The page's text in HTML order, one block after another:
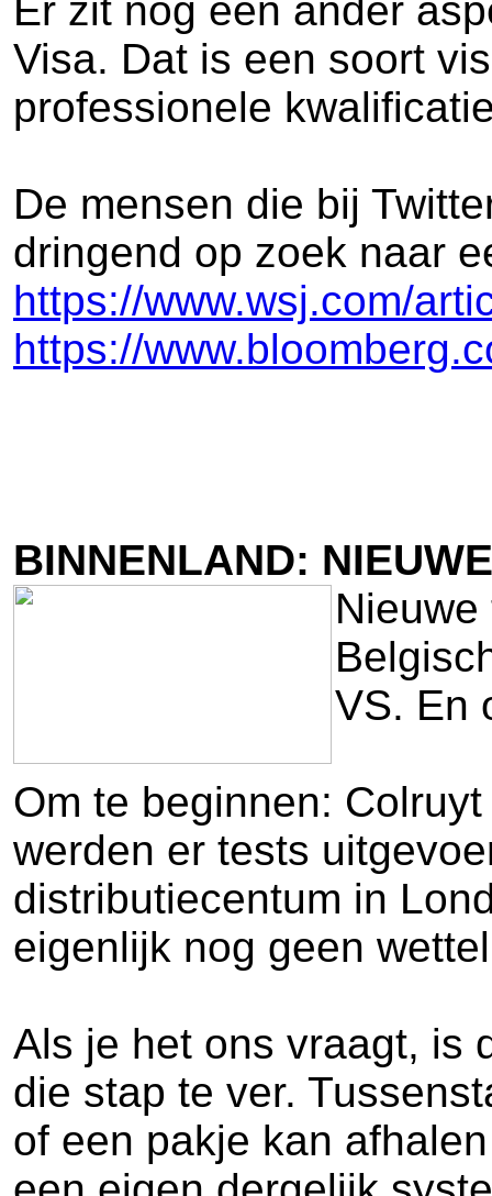
Er zit nog een ander
Visa. Dat is een soort
professionele
De mensen die bij
dringend op zoek naar
https://www.wsj.com/
https://
BINNENLAND:
VS. En
Om te beginnen:
werden er tests
distributiecentum in
eigenlijk nog geen
Als je het ons vraagt, is
die stap te ver.
of een pakje kan